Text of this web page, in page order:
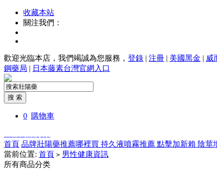
收藏本站
關注我們：
歡迎光臨本店，我們竭誠為您服務， 登錄 | 注冊 | 美國黑金 | 威
鋼藥局 | 日本藤素台灣官網入口
0 購物車
首頁 品牌壯陽藥推薦哪裡買 持久液噴霧推薦 點擊加新賴 陰莖
當前位置: 首頁 > 男性健康資訊
所有商品分类